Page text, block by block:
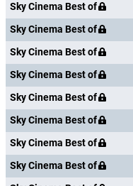
Sky Cinema Best of
Sky Cinema Best of
Sky Cinema Best of
Sky Cinema Best of
Sky Cinema Best of
Sky Cinema Best of
Sky Cinema Best of
Sky Cinema Best of